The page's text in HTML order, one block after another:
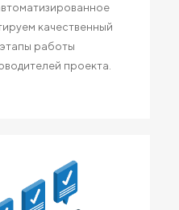
качественный
этапы работы
проекта.